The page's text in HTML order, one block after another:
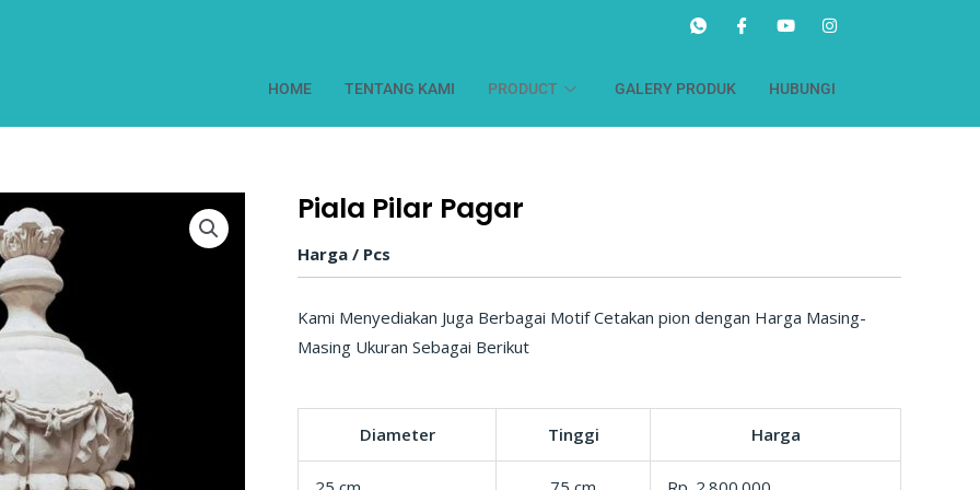
HOME TENTANG KAMI PRODUCT GALERY PRODUK HUBUNGI
Piala Pilar Pagar
Harga / Pcs
Kami Menyediakan Juga Berbagai Motif Cetakan pion dengan Harga Masing-
Masing Ukuran Sebagai Berikut
Diameter Tinggi Harga